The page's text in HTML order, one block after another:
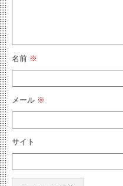
名前 ※
メール ※
サイト